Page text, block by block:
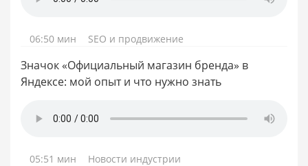
06:50 мин SEO и продвижение
Значок «Официальный магазин бренда» в
Яндексе: мой опыт и что нужно знать
05:51 мин Новости индустрии